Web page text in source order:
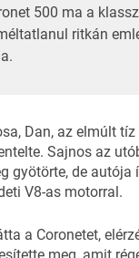
500 ma a
ritkán
Dan, az elmúlt tíz
Sajnos az
gyötörte, de
V8-as motorral.
a Coronetet,